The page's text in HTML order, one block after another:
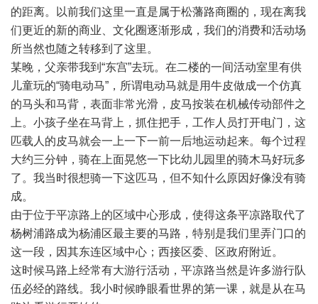
的距离。以前我们这里一直是属于松藩路商圈的，现在离我
们更近的新的商业、文化圈逐渐形成，我们的消费和活动场
所当然也随之转移到了这里。
某晚，父亲带我到“东宫”去玩。在二楼的一间活动室里有供
儿童玩的“骑电动马”，所谓电动马就是用牛皮做成一个仿真
的马头和马背，表面非常光滑，皮马按装在机械传动部件之
上。小孩子坐在马背上，抓住把手，工作人员打开电门，这
匹载人的皮马就会一上一下一前一后地运动起来。每个过程
大约三分钟，骑在上面晃悠一下比幼儿园里的骑木马好玩多
了。我当时很想骑一下这匹马，但不知什么原因好像没有骑
成。
由于位于平凉路上的区域中心形成，使得这条平凉路取代了
杨树浦路成为杨浦区最主要的马路，特别是我们里弄门口的
这一段，因其东连区域中心；西接区委、区政府附近。
这时候马路上经常有大游行活动，平凉路当然是许多游行队
伍必经的路线。我小时候睁眼看世界的第一课，就是从在马